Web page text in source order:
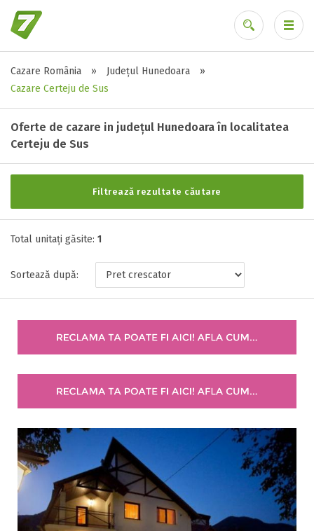
Cazare România » Județul Hunedoara
»
Cazare Certeju de Sus
Oferte de cazare in județul Hunedoara în localitatea
Certeju de Sus
Filtrează rezultate căutare
Alte tipuri de unități
Pensiune ( 1 )
Stele / margarete
1 stea / margareta
2 stele / margarete
3 stele / margarete
4 stele / margarete
5 stele / margarete
Selecteaza pretul
Facilități
Internet wireless
Parcare
Plata cu cardul
Restaurant
Total unitați găsite: 1
Sortează după: